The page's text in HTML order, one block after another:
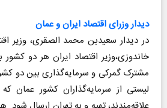
دیدار وزرای اقتصاد ایران و عمان
در دیدار سعیدبن محمد الصقری، وزیر
خاندوزی،وزیر اقتصاد ایران هر دو
مشترک گمرکی و سرمایه‌گذاری بین دو
لیستی از سرمایه‌گذاران کشور عمان که